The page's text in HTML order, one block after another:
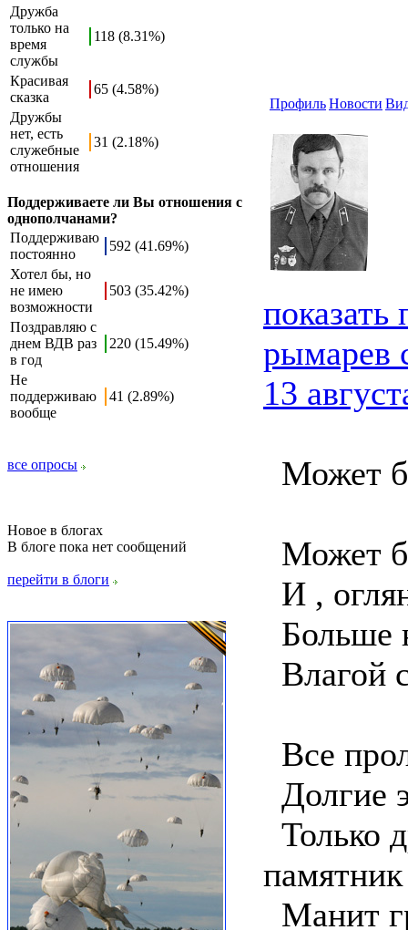
Дружба
только на
время
службы
118 (8.31%)
Красивая
сказка
65 (4.58%)
Дружбы
нет, есть
служебные
отношения
31 (2.18%)
Поддерживаете ли Вы отношения с
однополчанами?
Поддерживаю
постоянно
592 (41.69%)
Хотел бы, но
не имею
возможности
503 (35.42%)
Поздравляю с
днем ВДВ раз
в год
220 (15.49%)
Не
поддерживаю
вообще
41 (2.89%)
все опросы
Новое в блогах
В блоге пока нет сообщений
перейти в блоги
ПрофильНовости
рымарев
13
Может
Может
И ,
Больше
Влагой
Все
Долгие
Только
памятник
Манит